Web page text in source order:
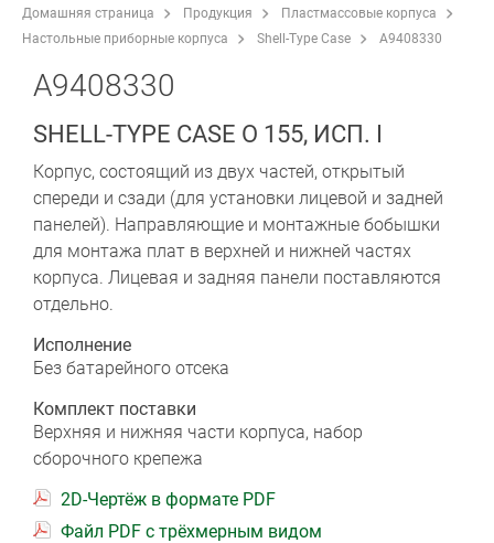
Домашняя страница Продукция
Пластмассовые корпуса
Настольные приборные корпуса
Shell-Type Case A9408330
A9408330
SHELL-TYPE CASE O 155, ИСП. I
Корпус, состоящий из двух частей, открытый
спереди и сзади (для установки лицевой и задней
панелей). Направляющие и монтажные бобышки
для монтажа плат в верхней и нижней частях
корпуса. Лицевая и задняя панели поставляются
отдельно.
Исполнение
Без батарейного отсека
Комплект поставки
Bерхняя и нижняя части корпуса, набор
сборочного крепежа
2D-Чертёж в формате PDF
Файл PDF с трёхмерным видом